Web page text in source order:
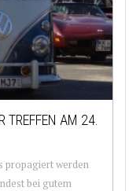
TREFFEN AM 24.
propagiert werden
bei gutem